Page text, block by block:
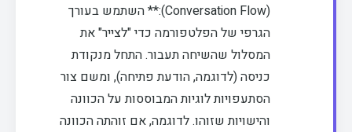
(Conversation Flow):** השתמש בעורך
הגרפי של הפלטפורמה כדי "לצייר" את
המסלול שהשיחה תעבור. התחל מנקודת
כניסה (לדוגמה, הודעת פתיחה), ומשם צור
הסתעפויות לוגיות המבוססות על הכוונה
והישויות שזוהו. לדוגמה, אם זוהתה הכוונה